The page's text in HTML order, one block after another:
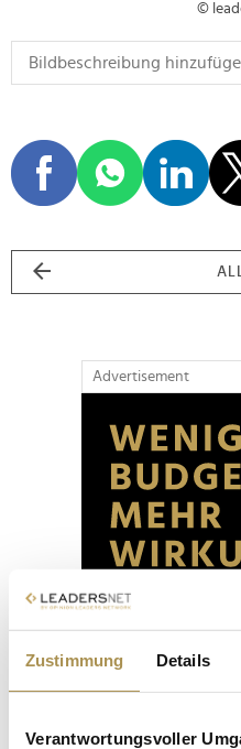
Zustimmung Details
Verantwortungsvoller
©
Advertisement